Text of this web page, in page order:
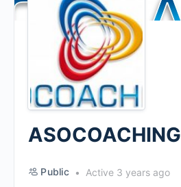
ASOCOACHING
Public
Active 3 years ago